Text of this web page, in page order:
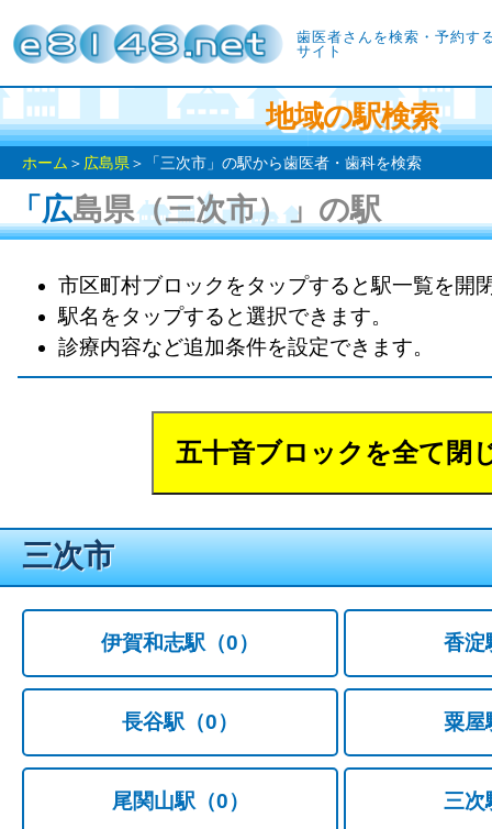
歯医者さんを検索・予約す
サイト
地域の駅検索
ホーム ＞ 広島県 ＞「三次市」の駅から歯医者・歯科を検索
「広島県（三次市）」の駅
市区町村ブロックをタップすると駅一覧を開
駅名をタップすると選択できます。
診療内容など追加条件を設定できます。
三次市
伊賀和志駅 （0） 香淀
長谷駅 （0） 粟屋
尾関山駅 （0） 三次